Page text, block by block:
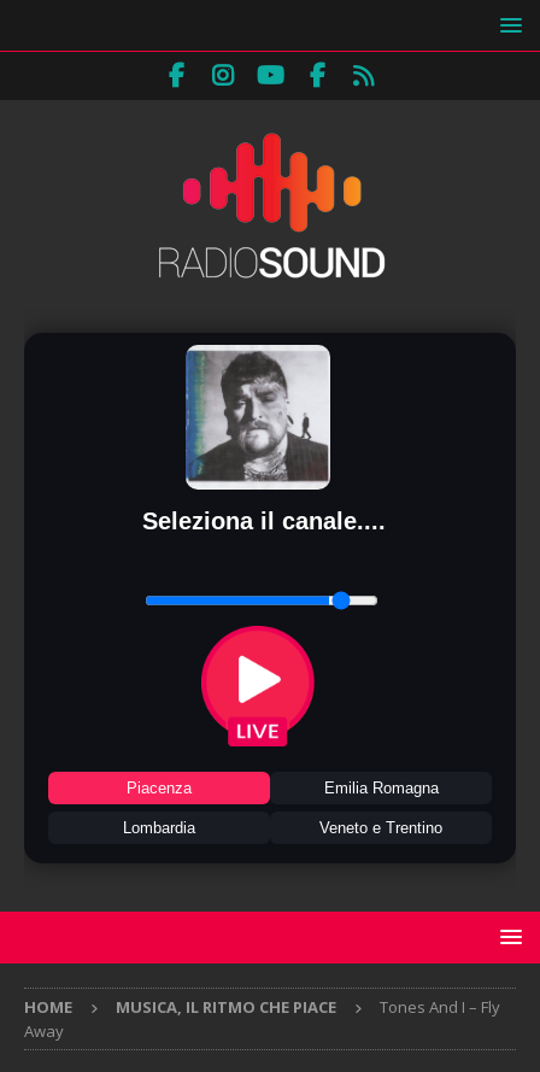
Seleziona il canale....
Piacenza Emilia Romagna
Lombardia Veneto e Trentino
HOME MUSICA, IL RITMO CHE PIACE
Tones And I – Fly
Away